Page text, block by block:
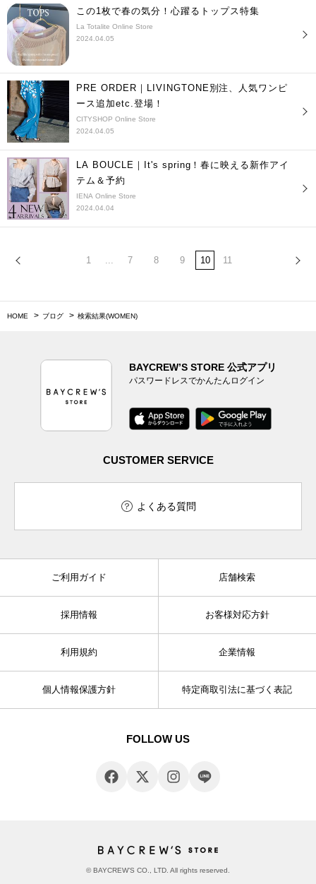
この1枚で春の気分！心躍るトップス特集
La Totalite Online Store
2024.04.05
PRE ORDER｜LIVINGTONE別注、人気ワンピ
ース追加etc.登場！
CITYSHOP Online Store
2024.04.05
LA BOUCLE｜It's spring！春に映える新作アイ
テム＆予約
IENA Online Store
2024.04.04
1 ... 7 8 9 10 11
HOME ブログ 検索結果(WOMEN)
BAYCREW’S STORE 公式アプリ
パスワードレスでかんたんログイン
CUSTOMER SERVICE
よくある質問
ご利用ガイド 店舗検索
採用情報 お客様対応方針
利用規約 企業情報
個人情報保護方針 特定商取引法に基づく表記
FOLLOW US
© BAYCREW’S CO., LTD. All rights reserved.